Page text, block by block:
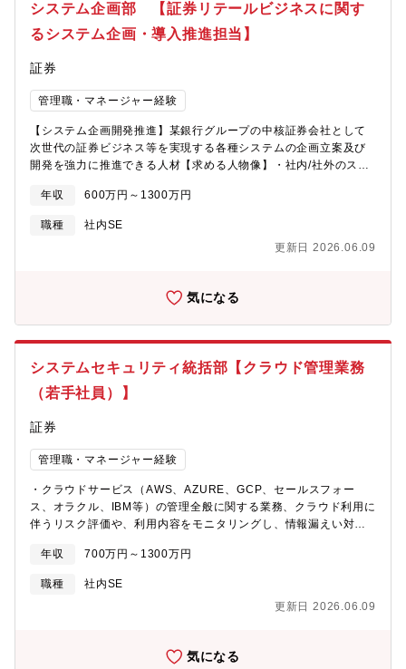
いて営業部門の取り扱いに向けた調整、サポートを行います。
システム企画部 【証券リテールビジネスに関す
るシステム企画・導入推進担当】
証券
管理職・マネージャー経験
【システム企画開発推進】某銀行グループの中核証券会社として
次世代の証券ビジネス等を実現する各種システムの企画立案及び
開発を強力に推進できる人材【求める人物像】・社内/社外のステ
任を持って最後までやり遂げる能力のある方・前向きに課題解決
に取り組める方・ビジネスマナーおよびコミュニケーション能力
がある方
年収 600万円～1300万円
職種
社内SE
更新日 2026.06.09
気になる
システムセキュリティ統括部【クラウド管理業務
（若手社員）】
証券
管理職・マネージャー経験
・クラウドサービス（AWS、AZURE、GCP、セールスフォー
ス、オラクル、IBM等）の管理全般に関する業務、クラウド利用に
伴うリスク評価や、利用内容をモニタリングし、情報漏えい対策
ス利用時における審査・導入支援、管理プロセス整備、クラウド
利用モニタリング等、クラウドに関するガバナンス強化策の推進
《想定ポジション》若手・メンバークラス【歓迎要件】▼金融機
関でのパブリッククラウド開発経験もしくはIT業務経験▼システ
ラウドセキュリティ資格▼情報処理技術者（高度）、情報処理安
年収 700万円～1300万円
職種
社内SE
更新日 2026.06.09
気になる